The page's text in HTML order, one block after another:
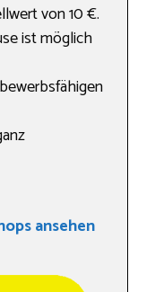
von 10 €.
ist möglich
ansehen